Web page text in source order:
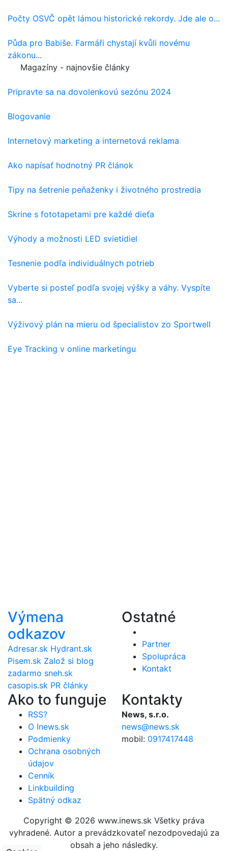
Počty OSVČ opět lámou historické rekordy. Jde ale o...
Půda pro Babiše. Farmáři chystají kvůli novému
zákonu...
Magazíny - najnovšie články
Pripravte sa na dovolenkovú sezónu 2024
Blogovanie
Internetový marketing a internetová reklama
Ako napísať hodnotný PR článok
Tipy na šetrenie peňaženky i životného prostredia
Skrine s fototapetami pre každé dieťa
Výhody a možnosti LED svietidiel
Tesnenie podľa individuálnych potrieb
Vyberte si posteľ podľa svojej výšky a váhy. Vyspíte
sa...
Výživový plán na mieru od špecialistov zo Sportwell
Eye Tracking v online marketingu
Výmena
odkazov
Adresar.sk Hydrant.sk
Pisem.sk Založ si blog
zadarmo sneh.sk
casopis.sk PR články
Ostatné
Partner
Spolupráca
Kontakt
Ako to funguje
RSS?
O Inews.sk
Podmienky
Ochrana osobných
údajov
Cenník
Linkbuilding
Spätný odkaz
Kontakty
News, s.r.o.
news@news.sk
mobil: 0917417448
Copyright © 2026 www.inews.sk Všetky práva
vyhradené. Autor a prevádzkovateľ nezodpovedajú za
obsah a jeho následky.